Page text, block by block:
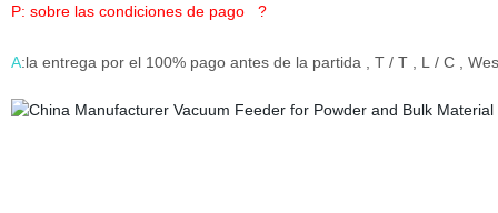
P: sobre las condiciones de pago ?
A:la entrega por el 100% pago antes de la partida , T / T , L / C ,